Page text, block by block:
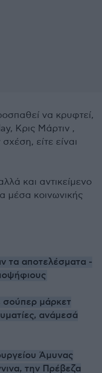
να κρυφτεί,
Κρις Μάρτιν ,
είτε είναι
και αντικείμενο
μέσα κοινωνικής
τα αποτελέσματα -
σούπερ μάρκετ
ανάμεσά
Άμυνας
την Πρέβεζα